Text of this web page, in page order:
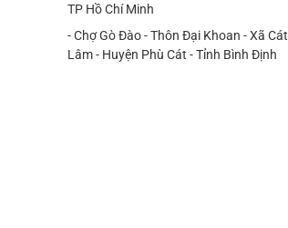
TP Hồ Chí Minh
- Chợ Gò Đào - Thôn Đại Khoan - Xã Cát
Lâm - Huyện Phù Cát - Tỉnh Bình Định